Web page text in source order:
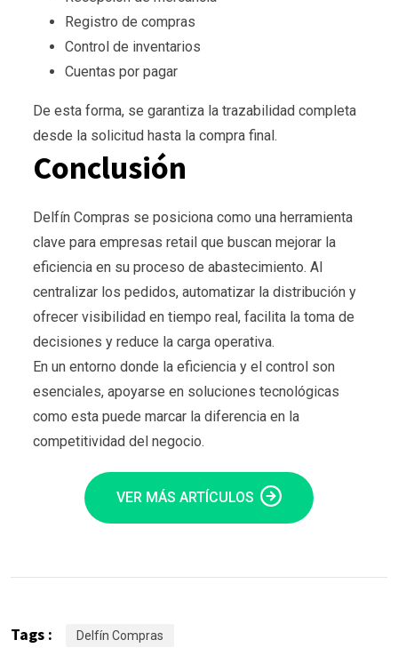
Registro de compras
Control de inventarios
Cuentas por pagar
De esta forma, se garantiza la trazabilidad completa
desde la solicitud hasta la compra final.
Conclusión
Delfín Compras se posiciona como una herramienta
clave para empresas retail que buscan mejorar la
eficiencia en su proceso de abastecimiento. Al
centralizar los pedidos, automatizar la distribución y
ofrecer visibilidad en tiempo real, facilita la toma de
decisiones y reduce la carga operativa.
En un entorno donde la eficiencia y el control son
esenciales, apoyarse en soluciones tecnológicas
como esta puede marcar la diferencia en la
competitividad del negocio.
VER MÁS ARTÍCULOS
Tags : Delfín Compras